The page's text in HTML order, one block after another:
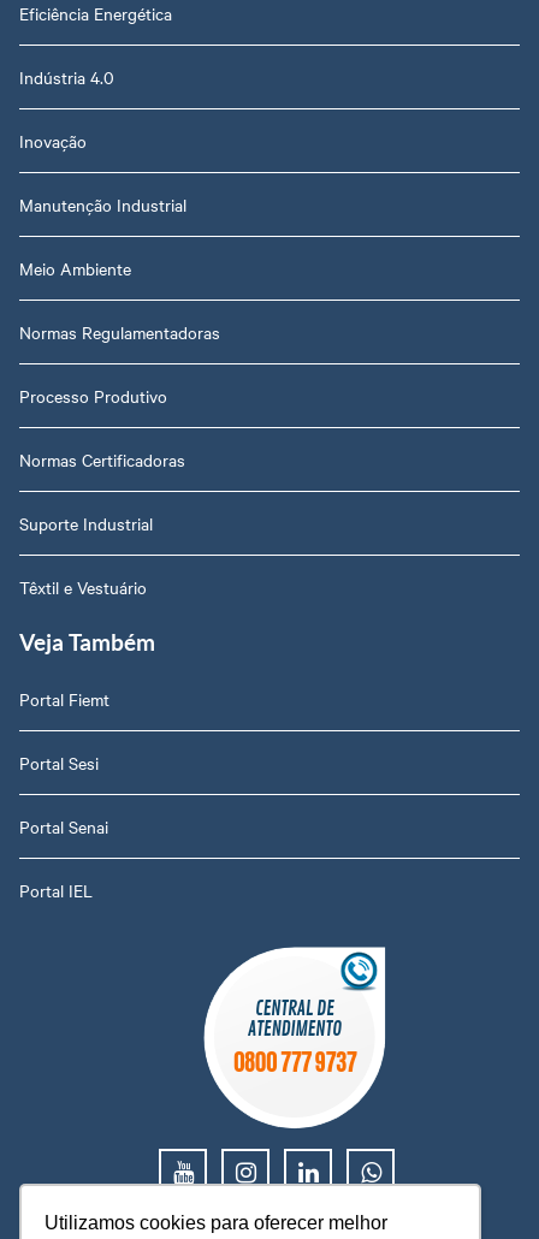
Utilizamos cookies para oferecer melhor
Eficiência Energética
Indústria 4.0
Inovação
Manutenção Industrial
Meio Ambiente
Normas Regulamentadoras
Processo Produtivo
Normas Certificadoras
Suporte Industrial
Têxtil e Vestuário
Veja Também
Portal Fiemt
Portal Sesi
Portal Senai
Portal IEL
(65) 2121-2800